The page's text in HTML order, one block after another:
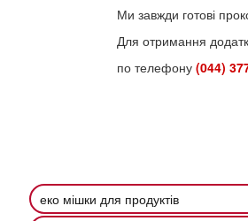
Ми завжди готові
Для отримання
по телефону (044)
еко мішки для продуктів